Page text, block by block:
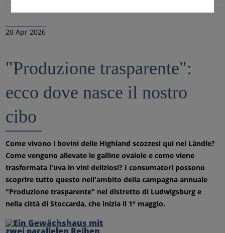
20 Apr 2026
"Produzione trasparente":
ecco dove nasce il nostro
cibo
Come vivono i bovini delle Highland scozzesi qui nei Ländle?
Come vengono allevate le galline ovaiole e come viene
trasformata l'uva in vini deliziosi? I consumatori possono
scoprire tutto questo nell'ambito della campagna annuale
"Produzione trasparente" nel distretto di Ludwigsburg e
nella città di Stoccarda, che inizia il 1° maggio.